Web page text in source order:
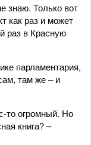
знаю. Только вот
как раз и может
раз в Красную
парламентария,
там же – и
то огромный. Но
книга? –